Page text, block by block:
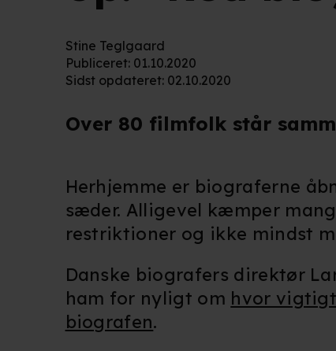
Stine Teglgaard
Publiceret: 01.10.2020
Sidst opdateret: 02.10.2020
Over 80 filmfolk står
Herhjemme er biograferne
sæder. Alligevel kæmper
restriktioner og ikke mindst
Danske biografers direktør
ham for nyligt om hvor
biografen.